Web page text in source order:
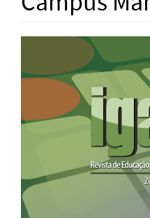
Sidebar